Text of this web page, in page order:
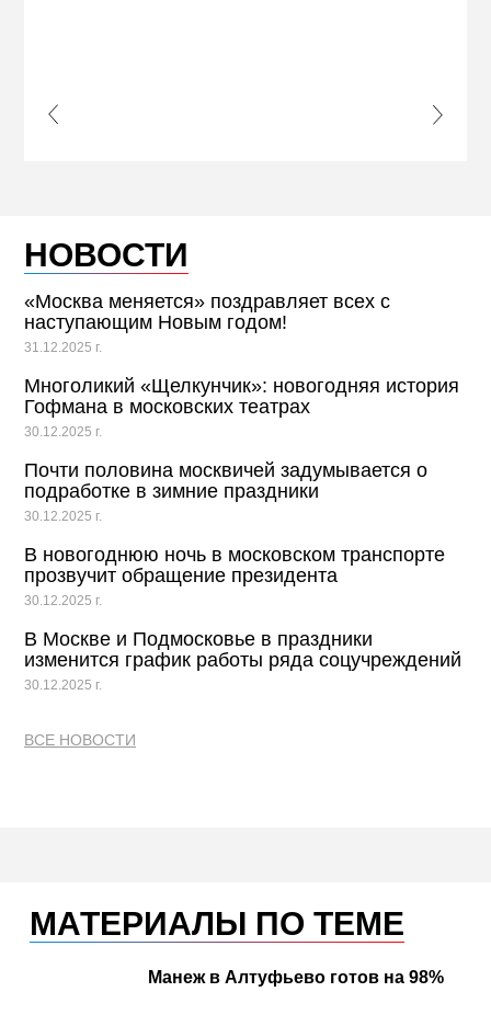
Slide
Next
НОВОСТИ
«Москва меняется» поздравляет всех с
наступающим Новым годом!
31.12.2025 г.
Многоликий «Щелкунчик»: новогодняя история
Гофмана в московских театрах
30.12.2025 г.
Почти половина москвичей задумывается о
подработке в зимние праздники
30.12.2025 г.
В новогоднюю ночь в московском транспорте
прозвучит обращение президента
30.12.2025 г.
В Москве и Подмосковье в праздники
изменится график работы ряда соцучреждений
30.12.2025 г.
ВСЕ НОВОСТИ
МАТЕРИАЛЫ ПО ТЕМЕ
Манеж в Алтуфьево готов на 98%